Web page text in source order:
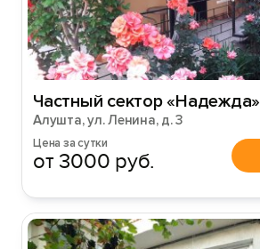
Частный сектор «Надежда»
Алушта, ул. Ленина, д. 3
Цена за сутки
от 3000 руб.